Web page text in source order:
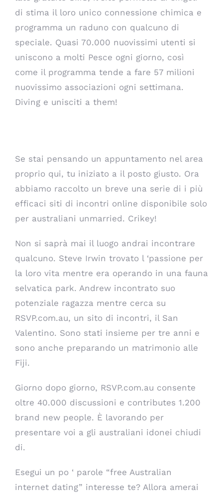
di stima il loro unico connessione chimica e
programma un raduno con qualcuno di
speciale. Quasi 70.000 nuovissimi utenti si
uniscono a molti Pesce ogni giorno, così
come il programma tende a fare 57 milioni
nuovissimo associazioni ogni settimana.
Diving e unisciti a them!
Se stai pensando un appuntamento nel area
proprio qui, tu iniziato a il posto giusto. Ora
abbiamo raccolto un breve una serie di i più
efficaci siti di incontri online disponibile solo
per australiani unmarried. Crikey!
Non si saprà mai il luogo andrai incontrare
qualcuno. Steve Irwin trovato l ‘passione per
la loro vita mentre era operando in una fauna
selvatica park. Andrew incontrato suo
potenziale ragazza mentre cerca su
RSVP.com.au, un sito di incontri, il San
Valentino. Sono stati insieme per tre anni e
sono anche preparando un matrimonio alle
Fiji.
Giorno dopo giorno, RSVP.com.au consente
oltre 40.000 discussioni e contributes 1.200
brand new people. È lavorando per
presentare voi a gli australiani idonei chiudi
di.
Esegui un po ‘ parole “free Australian
internet dating” interesse te? Allora amerai